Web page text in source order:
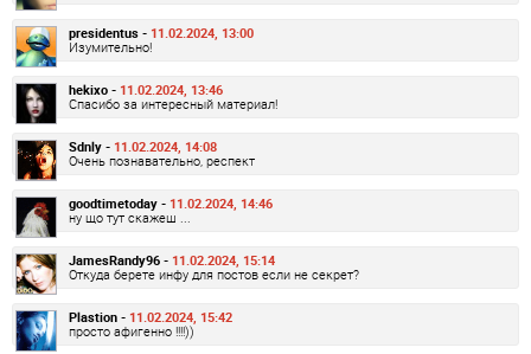
presidentus - 11.02.2024, 13:00
Изумительно!
hekixo - 11.02.2024, 13:46
Спасибо за интересный материал!
Sdnly - 11.02.2024, 14:08
Очень познавательно, респект
goodtimetoday - 11.02.2024, 14:46
ну що тут скажеш ...
JamesRandy96 - 11.02.2024, 15:14
Откуда берете инфу для постов если не секрет?
Plastion - 11.02.2024, 15:42
просто афигенно !!!!))